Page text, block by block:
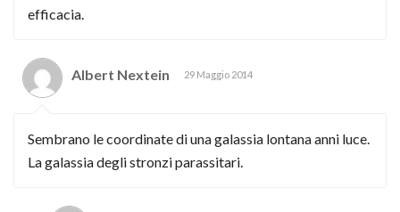
efficacia.
Albert Nextein 29 Maggio 2014
Sembrano le coordinate di una galassia lontana anni luce.
La galassia degli stronzi parassitari.